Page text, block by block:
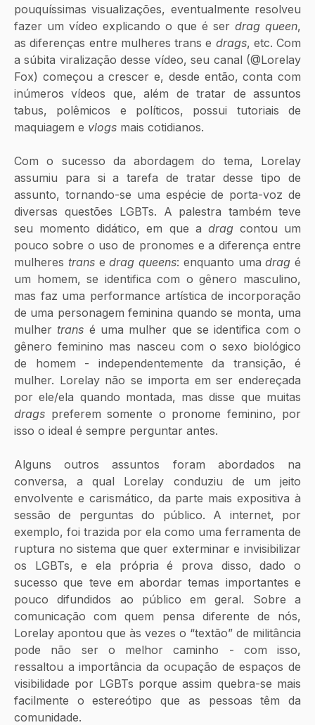
pouquíssimas visualizações, eventualmente resolveu
fazer um vídeo explicando o que é ser drag queen,
as diferenças entre mulheres trans e drags, etc. Com
a súbita viralização desse vídeo, seu canal (@Lorelay
Fox) começou a crescer e, desde então, conta com
inúmeros vídeos que, além de tratar de assuntos
tabus, polêmicos e políticos, possui tutoriais de
maquiagem e vlogs mais cotidianos.
Com o sucesso da abordagem do tema, Lorelay
assumiu para si a tarefa de tratar desse tipo de
assunto, tornando-se uma espécie de porta-voz de
diversas questões LGBTs. A palestra também teve
seu momento didático, em que a drag contou um
pouco sobre o uso de pronomes e a diferença entre
mulheres trans e drag queens: enquanto uma drag é
um homem, se identifica com o gênero masculino,
mas faz uma performance artística de incorporação
de uma personagem feminina quando se monta, uma
mulher trans é uma mulher que se identifica com o
gênero feminino mas nasceu com o sexo biológico
de homem - independentemente da transição, é
mulher. Lorelay não se importa em ser endereçada
drags preferem somente o pronome feminino, por
isso o ideal é sempre perguntar antes.
Alguns outros assuntos foram abordados na
conversa, a qual Lorelay conduziu de um jeito
envolvente e carismático, da parte mais expositiva à
sessão de perguntas do público. A internet, por
exemplo, foi trazida por ela como uma ferramenta de
ruptura no sistema que quer exterminar e invisibilizar
os LGBTs, e ela própria é prova disso, dado o
sucesso que teve em abordar temas importantes e
pouco difundidos ao público em geral. Sobre a
comunicação com quem pensa diferente de nós,
Lorelay apontou que às vezes o “textão” de militância
pode não ser o melhor caminho - com isso,
ressaltou a importância da ocupação de espaços de
visibilidade por LGBTs porque assim quebra-se mais
facilmente o estereótipo que as pessoas têm da
comunidade.